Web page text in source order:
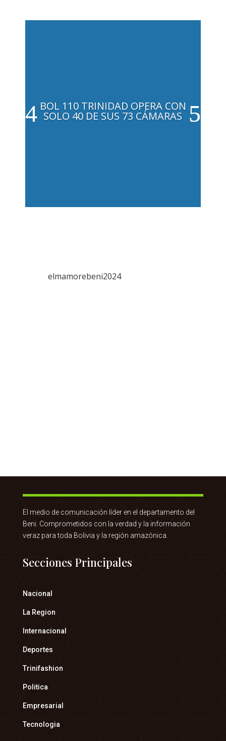
BOL 110 TRINIDAD OPERA CON
SOLO 40 DE SUS 73 CÁMARAS
elmamorebeni2024
El medio de comunicación líder en el departamento del
Beni. Comprometidos con la verdad y la información
veraz para toda Bolivia y la región amazónica.
Secciones Principales
Nacional
La Region
Internacional
Deportes
Trinifashion
Politica
Empresarial
Tecnologia